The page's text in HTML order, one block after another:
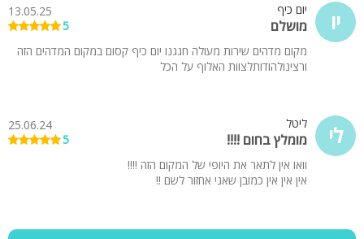
יו יום כיף
מושלם
13.05.25
5
מקום מדהים שירות מעולה חגגנו יום כיף קסום במקום המדהים הזה
ורצינולהודותלצוות האלוף על הכל
לי ליטל
מומלץ בחום !!!!
25.06.24
5
וואו אין לתאר את היופי של המקום הזה !!!!
אין אין אין כמובן שאני אחזור לשם !!